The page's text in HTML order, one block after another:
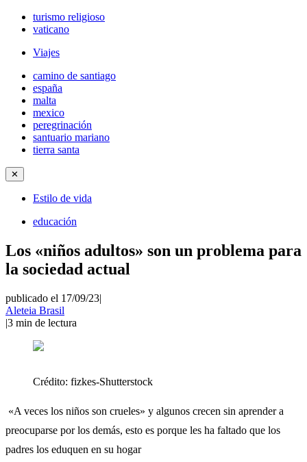
turismo religioso
vaticano
Viajes
camino de santiago
españa
malta
mexico
peregrinación
santuario mariano
tierra santa
✕
Estilo de vida
educación
Los «niños adultos» son un problema para
la sociedad actual
publicado el 17/09/23|
Aleteia Brasil
|3 min de lectura
Crédito: fizkes-Shutterstock
«A veces los niños son crueles» y algunos crecen sin aprender a
preocuparse por los demás, esto es porque les ha faltado que los
padres los eduquen en su hogar